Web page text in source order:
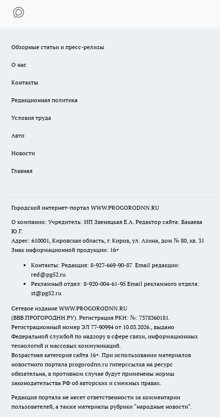
Обзорные статьи и пресс-релизы
О нас
Контакты
Редакционная политика
Условия труда
Авто
Новости
Главная
Городской интернет-портал WWW.PROGORODNN.RU
О компании: Учредитель: ИП Звеняцкая Е.А. Редактор сайта: Бакаева
Ю.Г.
Адрес: 610001, Кировская область, г. Киров, ул. Азина, дом № 80, кв. 31
Знак информационной продукции: 16+
Контакты: Редакция: 8-927-669-90-87 Email редакции:
red@pg52.ru
Рекламный отдел: 8-920-004-61-95 Email рекламного отдела:
st@pg52.ru
Сетевое издание WWW.PROGORODNN.RU
(ВВВ.ПРОГОРОДНН.РУ). Регистрация РКН: №: 7378360181.
Регистрационный номер ЭЛ 77-90994 от 10.03.2026., выдано
Федеральной службой по надзору в сфере связи, информационных
технологий и массовых коммуникаций.
Возрастная категория сайта 16+. При использовании материалов
новостного портала progorodnn.ru гиперссылка на ресурс
обязательна, в противном случае будут применены нормы
законодательства РФ об авторских и смежных правах.
Редакция портала не несет ответственности за комментарии
пользователей, а также материалы рубрики "народные новости".